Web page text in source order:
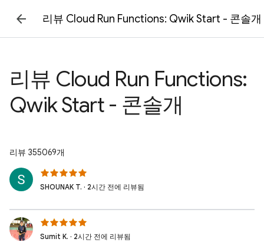
리뷰 Cloud Run Functions: Qwik Start - 콘솔개
리뷰 Cloud Run Functions:
Qwik Start - 콘솔개
리뷰 355069개
SHOUNAK T. · 2시간 전에 리뷰됨
Sumit K. · 2시간 전에 리뷰됨